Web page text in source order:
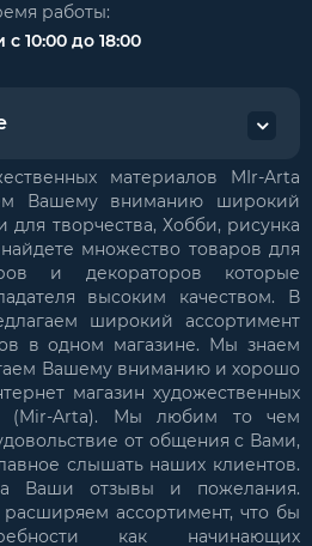
работы:
с 10:00 до 18:00
материалов MIr-Arta
Вашему вниманию широкий
для творчества, Хобби, рисунка
множество товаров для
и декораторов которые
высоким качеством. В
широкий ассортимент
в одном магазине. Мы знаем
Вашему вниманию и хорошо
магазин художественных
(Mir-Arta). Мы любим то чем
от общения с Вами,
слышать наших клиентов.
Ваши отзывы и пожелания.
ассортимент, что бы
как начинающих